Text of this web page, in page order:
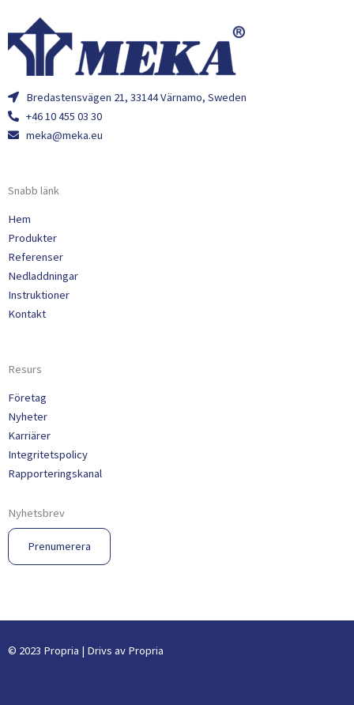
Bredastensvägen 21, 33144 Värnamo, Sweden
+46 10 455 03 30
meka@meka.eu
Snabb länk
Hem
Produkter
Referenser
Nedladdningar
Instruktioner
Kontakt
Resurs
Företag
Nyheter
Karriärer
Integritetspolicy
Rapporteringskanal
Nyhetsbrev
Prenumerera
© 2023 Propria | Drivs av Propria